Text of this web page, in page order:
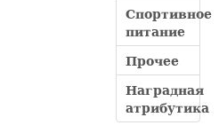
Спортивное
питание
Прочее
Наградная
атрибутика